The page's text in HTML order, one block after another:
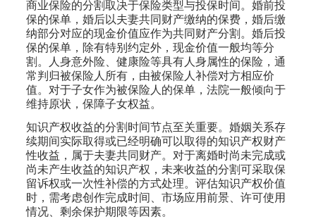
商业保险的分割取决于保险类型与投保时间。婚前投
保的保单，婚后以夫妻共同财产缴纳的保费，婚后缴
纳部分对应的现金价值应作为共同财产分割。婚后投
保的保单，除有特别约定外，现金价值一般均等分
割。人身意外险、健康险等具有人身属性的保险，通
常判归被保险人所有，由被保险人补偿对方相应价
值。对于子女作为被保险人的保单，法院一般倾向于
维持原状，保障子女权益。
知识产权收益的分割时间节点至关重要。婚姻关系存
续期间实际取得或已经明确可以取得的知识产权财产
性收益，属于夫妻共同财产。对于离婚时尚未完成或
尚未产生收益的知识产权，未来收益的分割可采取保
留诉权或一次性补偿的方式处理。评估知识产权价值
时，需考虑创作完成时间、市场应用前景、许可使用
情况、剩余保护期限等因素。